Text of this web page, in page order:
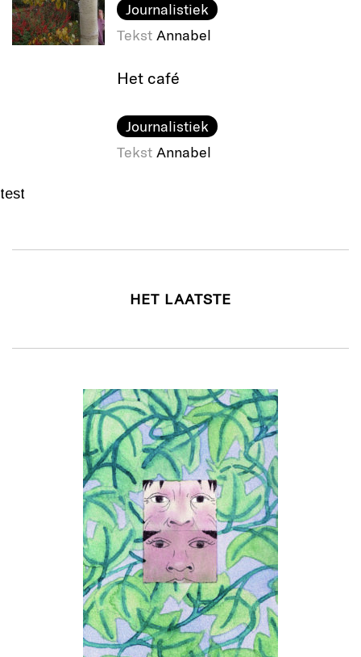
Journalistiek
Tekst Annabel
Het café
Journalistiek
Tekst Annabel
test
HET LAATSTE